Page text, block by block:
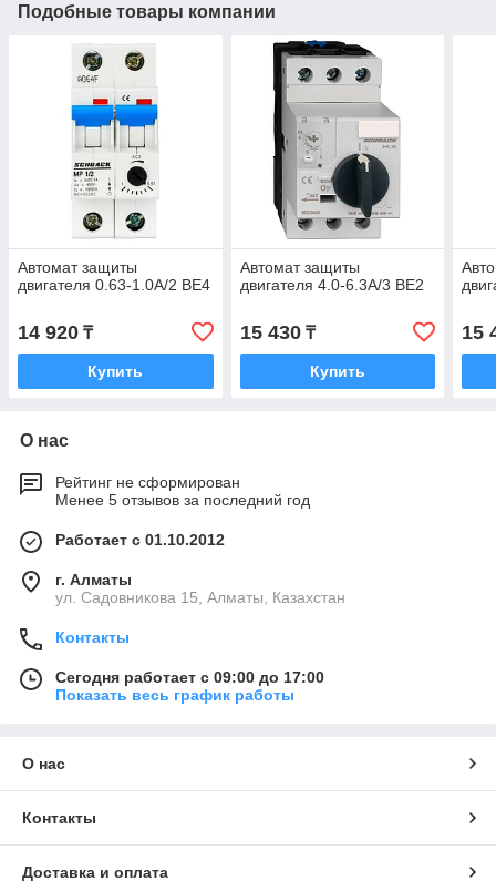
Подобные товары компании
Автомат защиты
двигателя 0.63-1.0А/2 BE4
14 920 ₸
Купить
Автомат защиты
двигателя 4.0-6.3А/3 BE2
15 430₸
Купить
15
О нас
Рейтинг не сформирован
Менее 5 отзывов за последний год
Работает с 01.10.2012
г. Алматы
ул. Садовникова 15, Алматы, Казахстан
Контакты
Сегодня работает с 09:00 до 17:00
Показать весь график работы
О нас
Контакты
Доставка и оплата